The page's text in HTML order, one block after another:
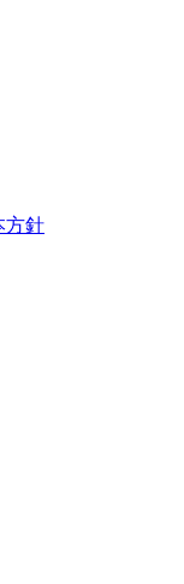
方針